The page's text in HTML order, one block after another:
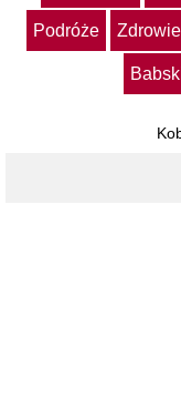
Podróże Zdrowie